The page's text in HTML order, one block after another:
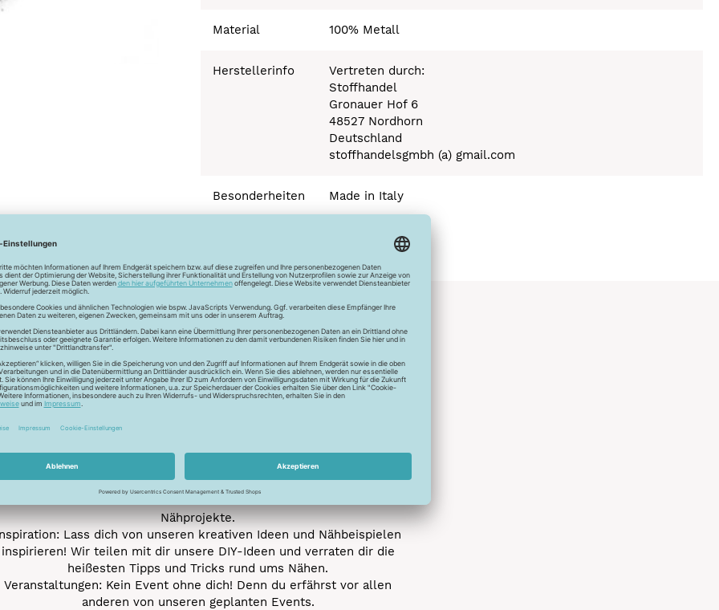
Material 100% Metall
Herstellerinfo
Vertreten durch:
Stoffhandel
Gronauer Hof 6
48527 Nordhorn
Deutschland
stoffhandelsgmbh (a) gmail.com
Besonderheiten Made in Italy
Unser Newsletter
Newsletter
jetzt unseren exklusiven Newsletter und profitiere von zahlreichen
und Rabatte: Als Newsletter Abonnent erfährst du als erstes
von unseren Aktionen und Rabatten!
Neue Stoffe entdecken: Wir informieren dich regelmäßig über die
Nähprojekte.
Lass dich von unseren kreativen Ideen und Nähbeispielen
inspirieren! Wir teilen mit dir unsere DIY-Ideen und verraten dir die
heißesten Tipps und Tricks rund ums Nähen.
Veranstaltungen: Kein Event ohne dich! Denn du erfährst vor allen
anderen von unseren geplanten Events.